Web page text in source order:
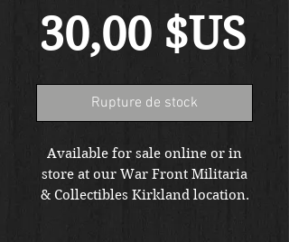
30,00 $US
Rupture de stock
Available for sale online or in
store at our War Front Militaria
& Collectibles Kirkland location.